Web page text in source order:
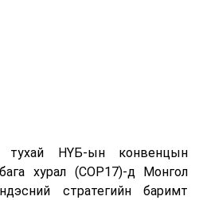
горимыг 2026 оны
31 хүртэл мөрдөнө. Харин
уг хэмнэлтийн горимд
тухай НҮБ-ын конвенцын
хурал (COP17)-д Монгол
стратегийн баримт